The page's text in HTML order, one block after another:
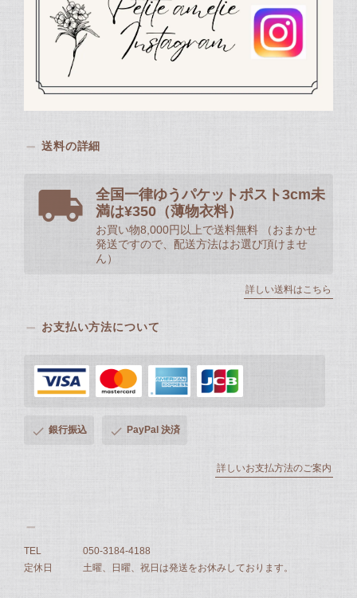
送料の詳細
全国一律ゆうパケットポスト3cm未
満は¥350（薄物衣料）
お買い物8,000円以上で送料無料 （おまかせ
発送ですので、配送方法はお選び頂けませ
ん）
詳しい送料はこちら
お支払い方法について
銀行振込 PayPal 決済
詳しいお支払方法のご案内
TEL
050-3184-4188
定休日
土曜、日曜、祝日は発送をお休みしております。